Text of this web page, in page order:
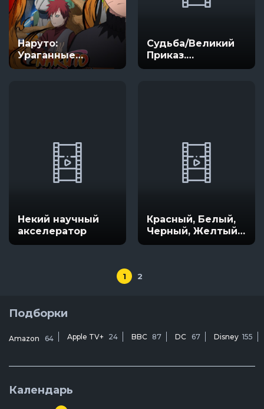
Наруто:
Ураганные
хроники
Судьба/Великий
Приказ.
Последний
Некий научный
акселератор
Красный, Белый,
Черный, Желтый
(РУБИ)
1 2
Подборки
Amazon 64 Apple TV+ 24 BBC 87 DC 67 Disney 155
Календарь